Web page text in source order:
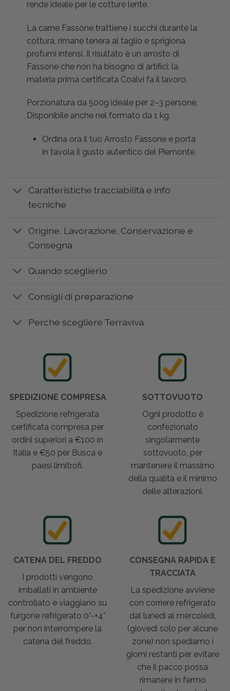
rende ideale per le cotture lente.
La carne Fassone trattiene i succhi durante la
cottura, rimane tenera al taglio e sprigiona
profumi intensi. Il risultato è un arrosto di
Fassone che non ha bisogno di artifici: la
materia prima certificata Coalvi fa il lavoro.
Porzionatura da 500g ideale per 2–3 persone.
Disponibile anche nel formato da 1 kg.
Ordina ora il tuo Arrosto Fassone e porta
in tavola il gusto autentico del Piemonte.
Caratteristiche tracciabilità e info
tecniche
Origine, Lavorazione, Conservazione e
Consegna
Quando sceglierlo
Consigli di preparazione
Perché scegliere Terraviva
SPEDIZIONE COMPRESA
Spedizione refrigerata
certificata compresa per
ordini superiori a €100 in
Italia e €50 per Busca e
paesi limitrofi.
SOTTOVUOTO
Ogni prodotto è
confezionato
singolarmente
sottovuoto, per
mantenere il massimo
della qualità e il minimo
delle alterazioni.
CATENA DEL FREDDO
I prodotti vengono
imballati in ambiente
controllato e viaggiano su
furgone refrigerato 0°-+4°
per non interrompere la
catena del freddo.
CONSEGNA RAPIDA E
TRACCIATA
La spedizione avviene
con corriere refrigerato
dal lunedì al mercoledì,
(giovedì solo per alcune
zone) non spediamo i
giorni restanti per evitare
che il pacco possa
rimanere in fermo